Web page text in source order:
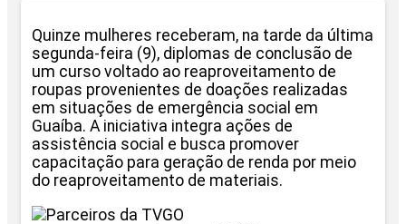
Quinze mulheres receberam, na tarde da última
segunda-feira (9), diplomas de conclusão de
um curso voltado ao reaproveitamento de
roupas provenientes de doações realizadas
em situações de emergência social em
Guaíba. A iniciativa integra ações de
assistência social e busca promover
capacitação para geração de renda por meio
do reaproveitamento de materiais.